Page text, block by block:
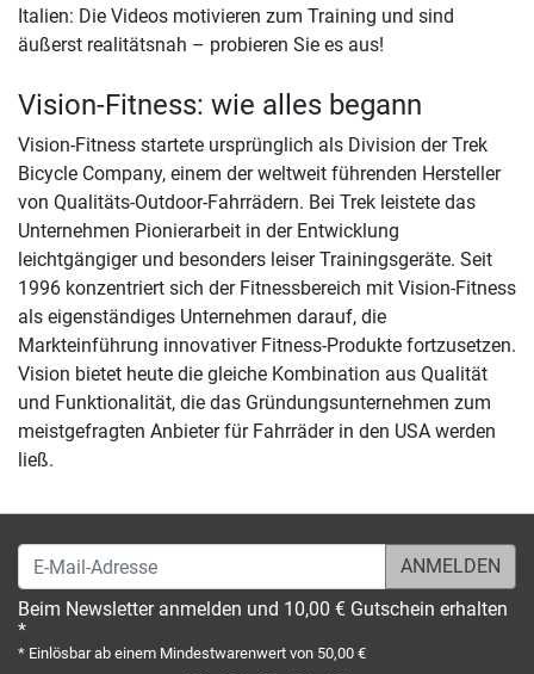
Italien: Die Videos motivieren zum Training und sind
äußerst realitätsnah – probieren Sie es aus!
Vision-Fitness: wie alles begann
Vision-Fitness startete ursprünglich als Division der Trek
Bicycle Company, einem der weltweit führenden Hersteller
von Qualitäts-Outdoor-Fahrrädern. Bei Trek leistete das
Unternehmen Pionierarbeit in der Entwicklung
leichtgängiger und besonders leiser Trainingsgeräte. Seit
1996 konzentriert sich der Fitnessbereich mit Vision-Fitness
als eigenständiges Unternehmen darauf, die
Markteinführung innovativer Fitness-Produkte fortzusetzen.
Vision bietet heute die gleiche Kombination aus Qualität
und Funktionalität, die das Gründungsunternehmen zum
meistgefragten Anbieter für Fahrräder in den USA werden
ließ.
E-Mail-Adresse
Beim Newsletter anmelden und 10,00 € Gutschein erhalten
*
* Einlösbar ab einem Mindestwarenwert von 50,00 €